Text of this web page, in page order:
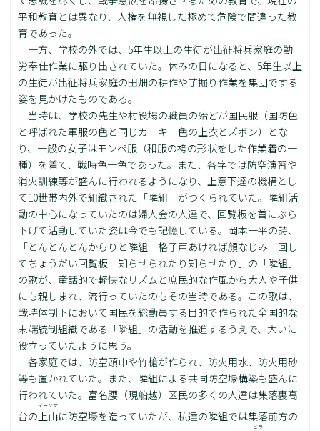
平和教育とは異なり、人権を無視した極めて危険で間違った教
育であった。
一方、学校の外では、5年生以上の生徒が出征将兵家庭の勤
労奉仕作業に駆り出されていた。休みの日になると、5年生以上
の生徒が出征将兵家庭の田畑の耕作や芋掘り作業を集団でする
姿を見かけたものである。
当時は、学校の先生や村役場の職員の殆どが国民服（国防色
と呼ばれた軍服の色と同じカーキー色の上衣とズボン）とな
り、一般の女子はモンペ服（和服の袴の形状をした作業着の一
種）を着て、戦時色一色であった。また、各字では防空演習や
消火訓練等が盛んに行われるようになり、上意下達の機構とし
て10世帯内外で組織された「隣組」がつくられていた。隣組活
動の中心になっていたのは婦人会の人達で、回覧板を首にぶら
下げて活動していた姿は今でも記憶している。岡本一平の詩、
「とんとんとんからりと隣組 格子戸あければ顔なじみ 回し
てちょうだい回覧板 知らせられたり知らせたり」の「隣組」
の歌が、童話的で軽快なリズムと庶民的な作風から大人や子供
にも親しまれ、流行っていたのもその当時である。この歌は、
戦時体制下において国民を総動員する目的で作られた全国的な
末端統制組織である「隣組」の活動を推進するうえで、大いに
役立っていたように思う。
各家庭では、防空頭巾や竹槍が作られ、防火用水、防火用砂
等も置かれていた。また、隣組による共同防空壕構築も盛んに
行われていた。富名腰（現船越）区民の多くの人達は集落裏高
台の 上山
イーヤマ
に防空壕を造っていたが、私達の隣組では集落前方の
ビラ